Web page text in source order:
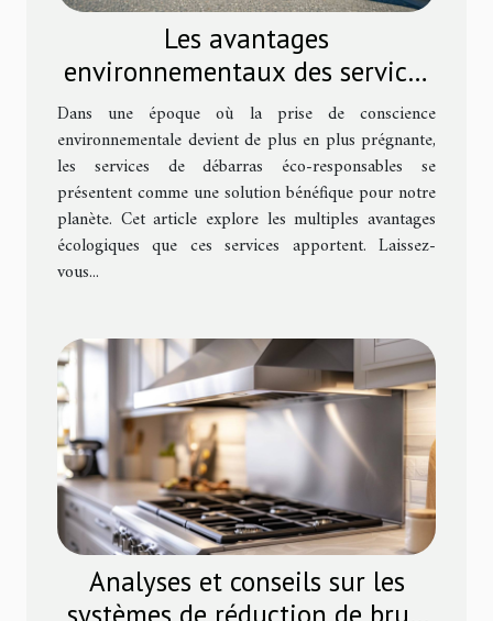
Les avantages
environnementaux des services
de débarras éco-responsables
Dans une époque où la prise de conscience
environnementale devient de plus en plus prégnante,
les services de débarras éco-responsables se
présentent comme une solution bénéfique pour notre
planète. Cet article explore les multiples avantages
écologiques que ces services apportent. Laissez-
vous...
Analyses et conseils sur les